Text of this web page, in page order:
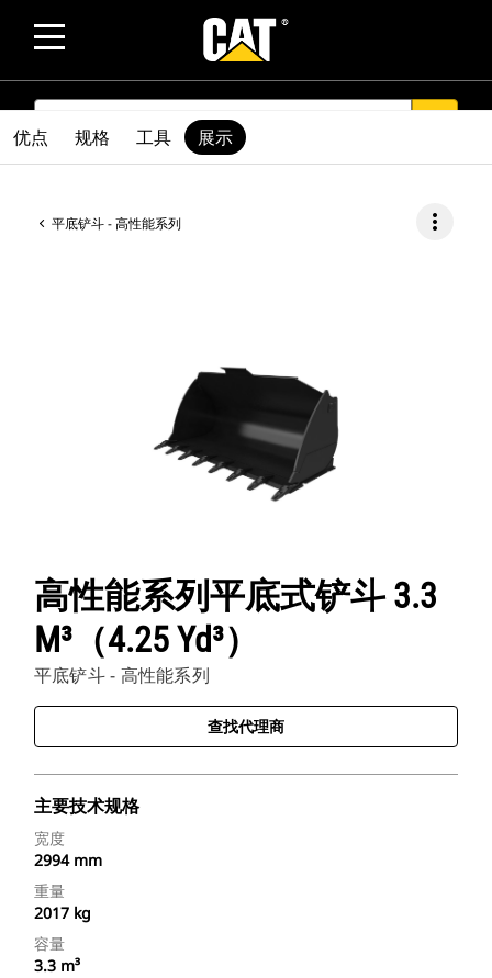
SEARCH
平底铲斗 - 高性能系列 more_vert
高性能系列平底式铲斗 3.3
M³（4.25 Yd³）
平底铲斗 - 高性能系列
查找代理商
主要技术规格
宽度
2994 mm
重量
2017 kg
容量
3.3 m³
优点 规格 工具 展示